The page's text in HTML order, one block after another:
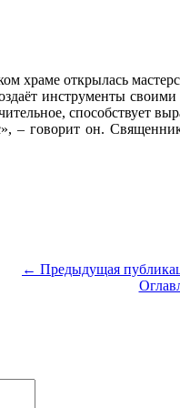
храме открылась
инструменты
способствует
– говорит он.
← Предыдущая